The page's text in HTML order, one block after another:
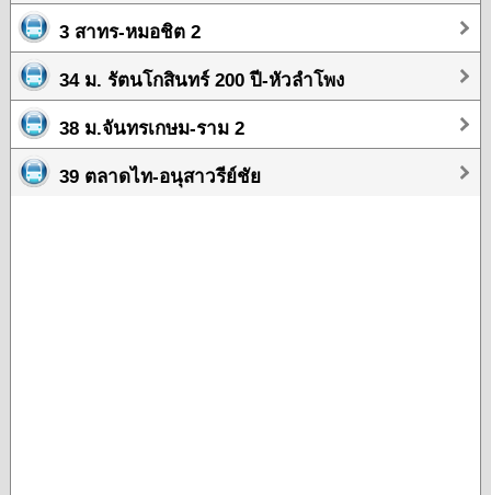
3 สาทร-หมอชิต 2
34 ม. รัตนโกสินทร์ 200 ปี-หัวลำโพง
38 ม.จันทรเกษม-ราม 2
39 ตลาดไท-อนุสาวรีย์ชัย